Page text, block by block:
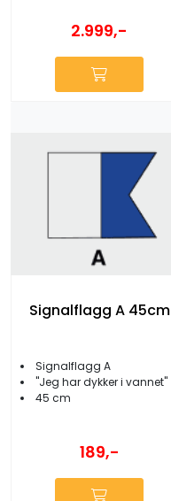
2.999,-
Signalflagg A 45cm
Signalflagg A
''Jeg har dykker i vannet''
45 cm
189,-